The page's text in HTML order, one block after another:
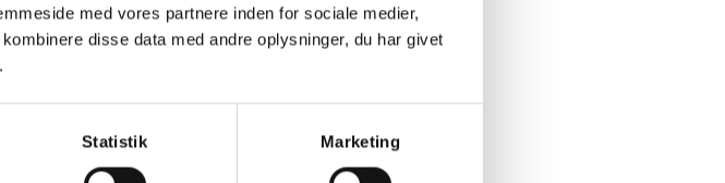
med vores partnere inden for sociale medier,
disse data med andre oplysninger, du har givet
Statistik Marketing